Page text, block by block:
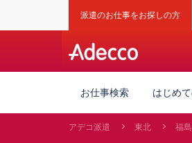
派遣のお仕事をお探しの方
お仕事検索 はじめ
アデコ派遣 東北 福